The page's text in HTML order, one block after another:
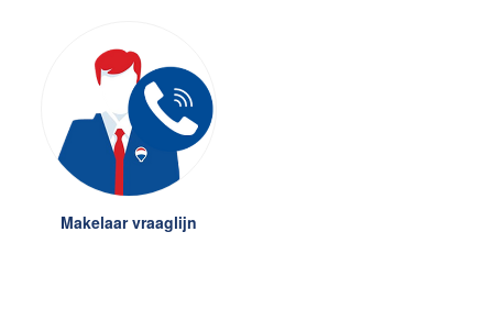
Makelaar vraaglijn